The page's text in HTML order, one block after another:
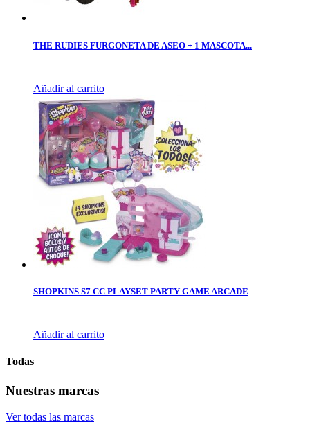
THE RUDIES FURGONETA DE ASEO + 1 MASCOTA...
Añadir al carrito
SHOPKINS S7 CC PLAYSET PARTY GAME ARCADE
Añadir al carrito
Todas
Nuestras marcas
Ver todas las marcas